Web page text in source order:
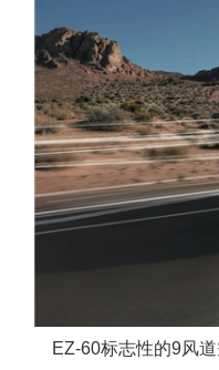
EZ-60标志性的9风